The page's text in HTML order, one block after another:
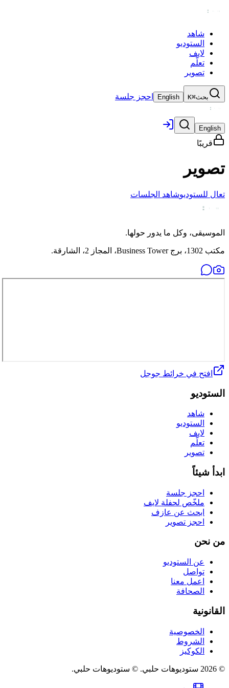
شاهد
الستوديو
لايف
تعلّم
تصوير
بحث⌘K
English احجز جلسة
English
قريبًا
تصوير
تعال للستوديوشاهد الجلسات
الموسيقى، وكل ما يدور حولها.
مكتب 1302، برج Business Tower، المجاز 2، الشارقة.
افتح في خرائط جوجل
الستوديو
شاهد
الستوديو
لايف
تعلّم
تصوير
ابدأ شيئاً
احجز جلسة
ملخّص لحفلة لايف
ابحث عن عازف
احجز تصوير
من نحن
عن الستوديو
تواصل
اعمل معنا
الصحافة
القانونية
الخصوصية
الشروط
الكوكيز
©
2026 ستوديوهات حلبي. © ستوديوهات حلبي.